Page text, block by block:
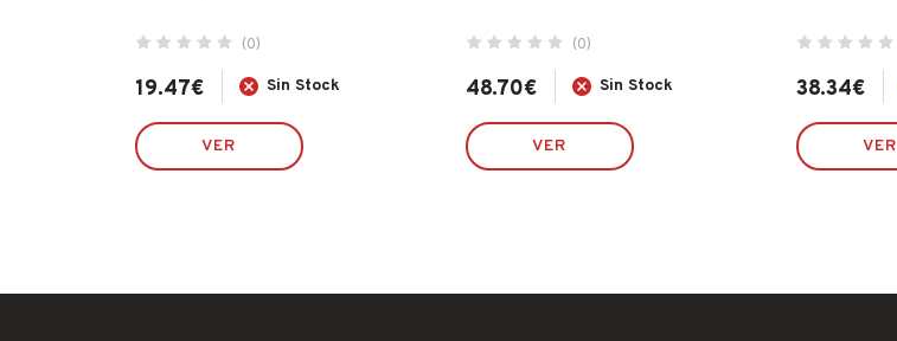
(0)
19.47€ Sin Stock
VER
(0)
48.70€ Sin Stock
VER
38.34€
VER